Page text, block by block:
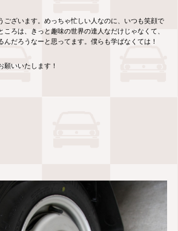
ございます。めっちゃ忙しい人なのに、いつも笑顔で
ろは、きっと趣味の世界の達人なだけじゃなくて、
んだろうなーと思ってます。僕らも学ばなくては！
願いいたします！